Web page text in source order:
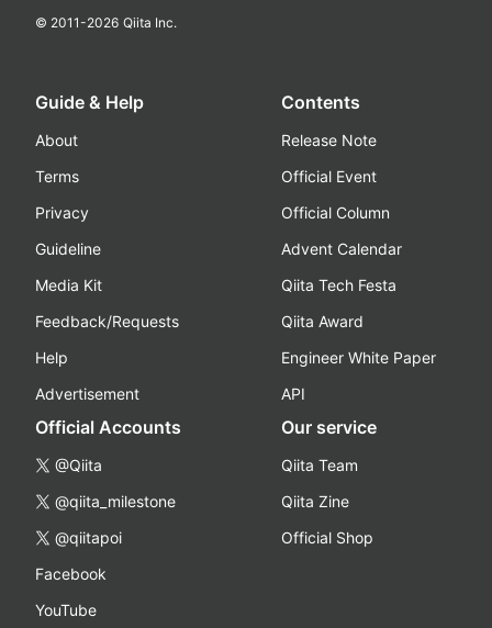
© 2011-2026 Qiita Inc.
Guide & Help
About
Terms
Privacy
Guideline
Media Kit
Feedback/Requests
Help
Advertisement
Contents
Release Note
Official Event
Official Column
Advent Calendar
Qiita Tech Festa
Qiita Award
Engineer White Paper
API
Official Accounts
@Qiita
@qiita_milestone
@qiitapoi
Facebook
YouTube
Our service
Qiita Team
Qiita Zine
Official Shop